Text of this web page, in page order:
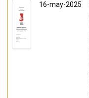
16-may-2025